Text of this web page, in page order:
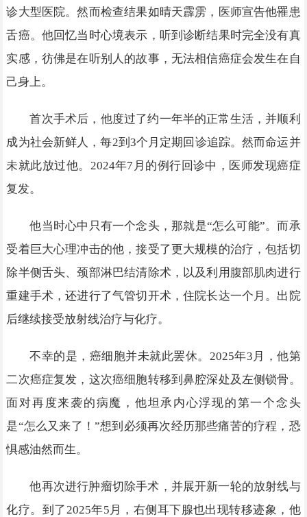
诊大型医院。然而检查结果如晴天霹雳，医师宣告他罹患
舌癌。他回忆当时心境表示，听到诊断结果时完全没有真
实感，彷佛是在听别人的故事，无法相信癌症会发生在自
己身上。
首次手术后，他度过了约一年半的正常生活，并顺利
成为社会新鲜人，每2到3个月定期回诊追踪。然而命运并
未就此放过他。2024年7月的例行回诊中，医师发现癌症
复发。
他当时心中只有一个念头，那就是“怎么可能”。而承
受着巨大心理冲击的他，接受了更大规模的治疗，包括切
除半侧舌头、颈部淋巴结清除术，以及利用腹部肌肉进行
重建手术，还进行了气管切开术，住院长达一个月。出院
后继续接受放射线治疗与化疗。
不幸的是，癌细胞并未就此罢休。2025年3月，他第
二次癌症复发，这次癌细胞转移到鼻腔深处及左侧锁骨。
面对再度来袭的病魔，他坦承内心浮现的第一个念头
是“怎么又来了！”想到必须再次经历那些痛苦的疗程，恐
惧感油然而生。
他再次进行肿瘤切除手术，并展开新一轮的放射线与
化疗。到了2025年5月，右侧耳下腺也出现转移迹象，他